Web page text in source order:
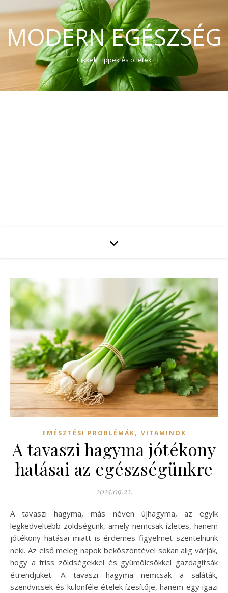
MODERN EGÉSZSÉG
Cikkek, tippek és ötletek
EMÉSZTÉSI PROBLÉMÁK, VITAMINOK
A tavaszi hagyma jótékony
hatásai az egészségünkre
2025.09.22.
A tavaszi hagyma, más néven újhagyma, az egyik
legkedveltebb zöldségünk, amely nemcsak ízletes, hanem
jótékony hatásai miatt is érdemes figyelmet szentelnünk
neki. Az első meleg napok beköszöntével sokan alig várják,
hogy a friss zöldségekkel és gyümölcsökkel gazdagítsák
étrendjüket. A tavaszi hagyma nemcsak a saláták,
szendvicsek és különféle ételek ízesítője, hanem egy igazi